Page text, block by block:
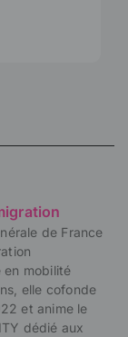
de France
en mobilité
elle cofonde
et anime le
dédié aux